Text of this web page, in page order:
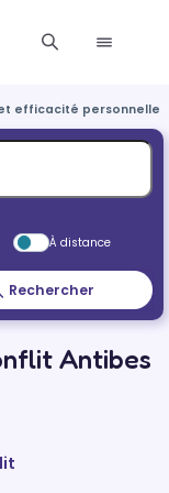
efficacité personnelle
À distance
Rechercher
Antibes